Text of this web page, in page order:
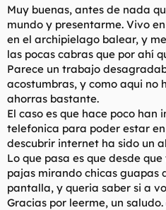
r
e
l
t
e
m
a
n
c
i
o
Muy buenas, antes de nada
mundo y presentarme. Vivo
en el archipielago balear, y
las pocas cabras que por ahí
Parece un trabajo
acostumbras, y como aqui no
ahorras bastante.
El caso es que hace poco han
telefonica para poder estar
descubrir internet ha sido un
Lo que pasa es que desde
pajas mirando chicas guapas
pantalla, y queria saber si a
Gracias por leerme, un saludo.